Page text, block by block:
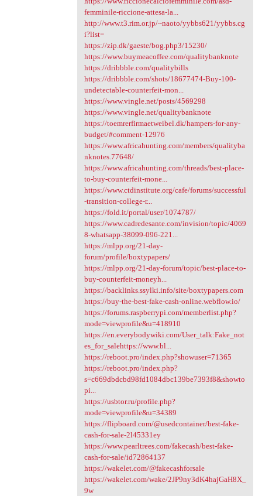
femminile-riccione-attesa-la...
http://www.t3.rim.or.jp/~naoto/yybbs621/yybbs.cg
i?list=
https://zip.dk/gaeste/bog.php3/15230/
https://www.buymeacoffee.com/qualitybanknote
https://dribbble.com/qualitybills
https://dribbble.com/shots/18677474-Buy-100-
undetectable-counterfeit-mon...
https://www.vingle.net/posts/4569298
https://www.vingle.net/qualitybanknote
https://toemrerfirmaetweibel.dk/hampers-for-any-
budget/#comment-12976
https://www.africahunting.com/members/qualityba
nknotes.77648/
https://www.africahunting.com/threads/best-place-
to-buy-counterfeit-mone...
https://www.ctdinstitute.org/cafe/forums/successful
-transition-college-r...
https://fold.it/portal/user/1074787/
https://www.cadredesante.com/invision/topic/4069
8-whatsapp-38099-096-221...
https://mlpp.org/21-day-
forum/profile/boxtypapers/
https://mlpp.org/21-day-forum/topic/best-place-to-
buy-counterfeit-moneyh...
https://backlinks.ssylki.info/site/boxtypapers.com
https://buy-the-best-fake-cash-online.webflow.io/
https://forums.raspberrypi.com/memberlist.php?
mode=viewprofile&u=418910
https://en.everybodywiki.com/User_talk:Fake_not
es_for_salehttps://www.bl...
https://reboot.pro/index.php?showuser=71365
https://reboot.pro/index.php?
s=c669dbdcbd98fd1084dbc139be7393f8&showto
pi...
https://usbtor.ru/profile.php?
mode=viewprofile&u=34389
https://flipboard.com/@usedcontainer/best-fake-
cash-for-sale-2l45331ey
https://www.pearltrees.com/fakecash/best-fake-
cash-for-sale/id72864137
https://wakelet.com/@fakecashforsale
https://wakelet.com/wake/2JP9ny3dK4hajGaH8X_
9w